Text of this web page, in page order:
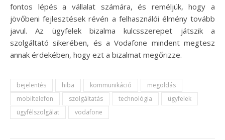
fontos lépés a vállalat számára, és reméljük, hogy a
jövőbeni fejlesztések révén a felhasználói élmény tovább
javul. Az ügyfelek bizalma kulcsszerepet játszik a
szolgáltató sikerében, és a Vodafone mindent megtesz
annak érdekében, hogy ezt a bizalmat megőrizze.
bejelentés hiba kommunikáció
megoldás
mobiltelefon
szolgáltatás technológia
ügyfelek
ügyfélszolgálat
vodafone